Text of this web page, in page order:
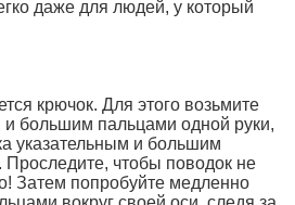
даже для людей, у который
крючок. Для этого возьмите
и большим пальцами одной руки,
указательным и большим
Проследите, чтобы поводок не
Затем попробуйте медленно